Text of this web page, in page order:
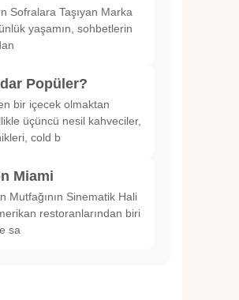
Sofralara Taşıyan Marka
yaşamın, sohbetlerin
Popüler?
bir içecek olmaktan
üçüncü nesil kahveciler,
cold b
Miami
Mutfağının Sinematik Hali
restoranlarından biri
sa